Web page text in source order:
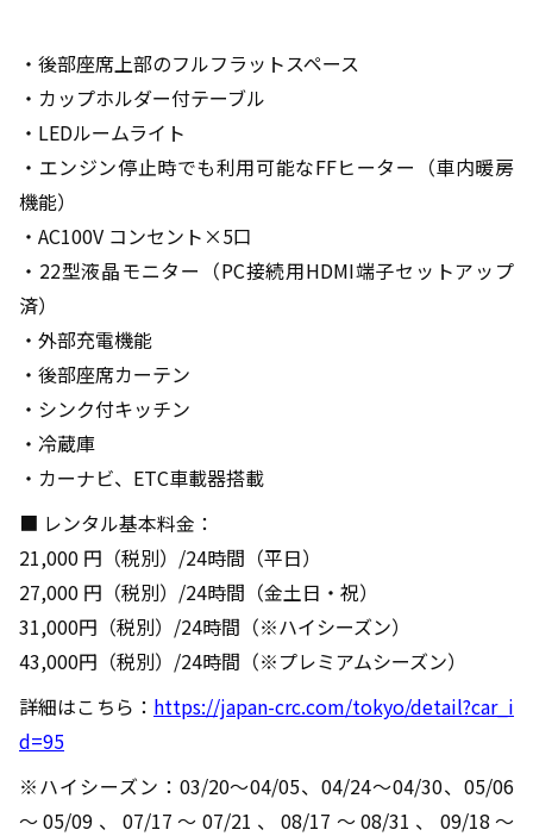
・後部座席上部のフルフラットスペース
・カップホルダー付テーブル
・LEDルームライト
・エンジン停止時でも利用可能なFFヒーター（車内暖房
機能）
・AC100V コンセント×5口
・22型液晶モニター（PC接続用HDMI端子セットアップ
済）
・外部充電機能
・後部座席カーテン
・シンク付キッチン
・冷蔵庫
・カーナビ、ETC車載器搭載
■ レンタル基本料金：
21,000 円（税別）/24時間（平日）
27,000 円（税別）/24時間（金土日・祝）
31,000円（税別）/24時間（※ハイシーズン）
43,000円（税別）/24時間（※プレミアムシーズン）
詳細はこちら： https://japan-crc.com/tokyo/detail?car_i
d=95
※ハイシーズン：03/20～04/05、04/24～04/30、05/06
～05/09、07/17～07/21、08/17～08/31、09/18〜